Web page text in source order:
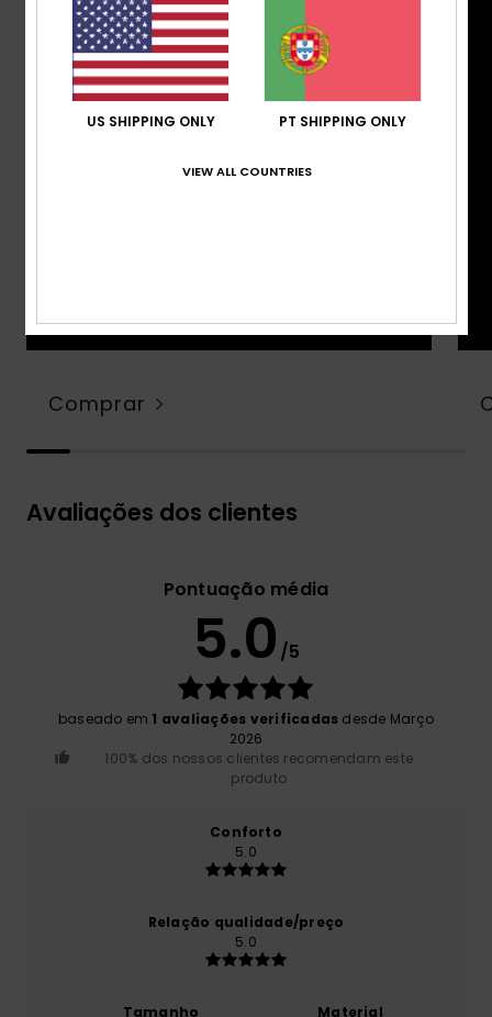
Comprar
Avaliações dos clientes
Pontuação média
5.0 /5
baseado em 1 avaliações verificadas desde Março
2026
100% dos nossos clientes recomendam este
produto
Conforto
5.0
Relação qualidade/preço
5.0
Tamanho
Material
US SHIPPING ONLY PT SHIPPING ONLY
VIEW ALL COUNTRIES